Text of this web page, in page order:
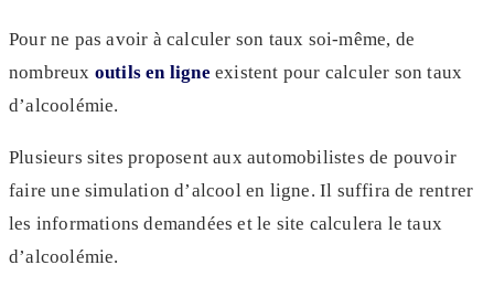
Pour ne pas avoir à calculer son taux soi-même, de
nombreux outils en ligne existent pour calculer son taux
d’alcoolémie.
Plusieurs sites proposent aux automobilistes de pouvoir
faire une simulation d’alcool en ligne. Il suffira de rentrer
les informations demandées et le site calculera le taux
d’alcoolémie.